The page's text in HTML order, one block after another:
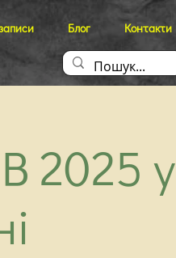
Блог Контакти
2025 у